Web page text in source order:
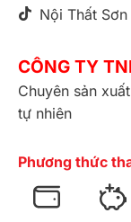
Nội Thất
CÔNG TY
Chuyên sản
tự nhiên
Phương thức